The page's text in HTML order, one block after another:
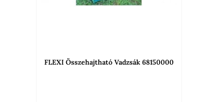
FLEXI Összehajtható Vadzsák­ 68150000